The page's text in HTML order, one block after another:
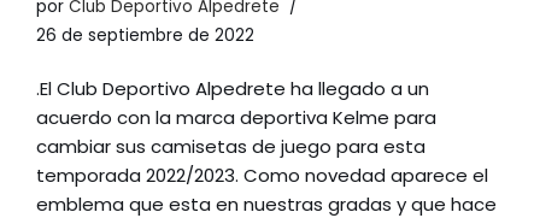
por Club Deportivo Alpedrete
26 de septiembre de 2022
.El Club Deportivo Alpedrete ha llegado a un
acuerdo con la marca deportiva Kelme para
cambiar sus camisetas de juego para esta
temporada 2022/2023. Como novedad aparece el
emblema que esta en nuestras gradas y que hace